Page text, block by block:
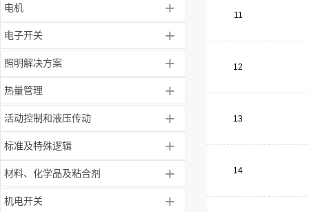
电机 +
电子开关 +
照明解决方案 +
热量管理 +
活动控制和液压传动 +
标准及特殊逻辑 +
材料、化学品及粘合剂 +
机电开关 +
11
12
13
14